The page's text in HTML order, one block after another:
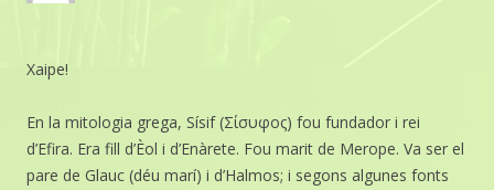
Xaipe!
En la mitologia grega, Sísif (Σίσυφος) fou fundador i rei
d’Efira. Era fill d’Èol i d’Enàrete. Fou marit de Merope. Va ser el
pare de Glauc (déu marí) i d’Halmos; i segons algunes fonts